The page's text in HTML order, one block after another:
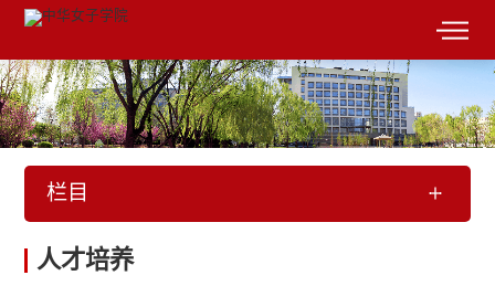
栏目
人才培养